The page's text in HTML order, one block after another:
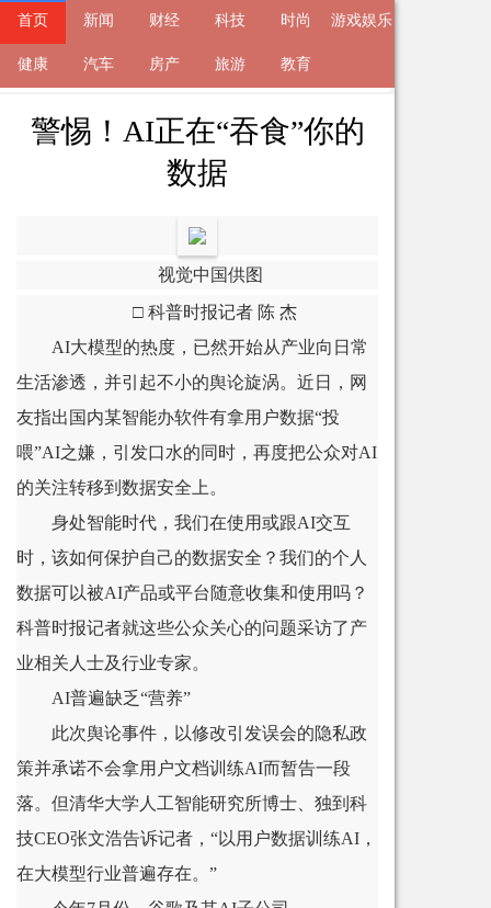
首页 新闻 财经 科技 时尚 游戏娱乐
健康 汽车 房产 旅游 教育
来自 新闻2023-11-27 15:54 的文章
警惕！AI正在“吞食”你的
数据
视觉中国供图
□ 科普时报记者 陈 杰
AI大模型的热度，已然开始从产业向日常
生活渗透，并引起不小的舆论旋涡。近日，网
友指出国内某智能办软件有拿用户数据“投
喂”AI之嫌，引发口水的同时，再度把公众对AI
的关注转移到数据安全上。
身处智能时代，我们在使用或跟AI交互
时，该如何保护自己的数据安全？我们的个人
数据可以被AI产品或平台随意收集和使用吗？
科普时报记者就这些公众关心的问题采访了产
业相关人士及行业专家。
AI普遍缺乏“营养”
此次舆论事件，以修改引发误会的隐私政
策并承诺不会拿用户文档训练AI而暂告一段
落。但清华大学人工智能研究所博士、独到科
技CEO张文浩告诉记者，“以用户数据训练AI，
在大模型行业普遍存在。”